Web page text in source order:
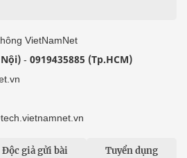
VietNamNet
- 0919435885 (Tp.HCM)
Độc giả gửi bài Tuyển dụng